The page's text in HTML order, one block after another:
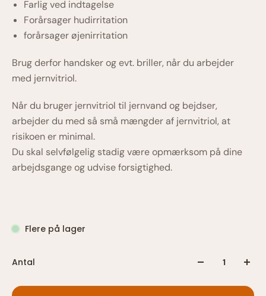
Farlig ved indtagelse
Forårsager hudirritation
forårsager øjenirritation
Brug derfor handsker og evt. briller, når du arbejder
med jernvitriol.
Når du bruger jernvitriol til jernvand og bejdser,
arbejder du med så små mængder af jernvitriol, at
risikoen er minimal.
Du skal selvfølgelig stadig være opmærksom på dine
arbejdsgange og udvise forsigtighed.
Flere på lager
Antal